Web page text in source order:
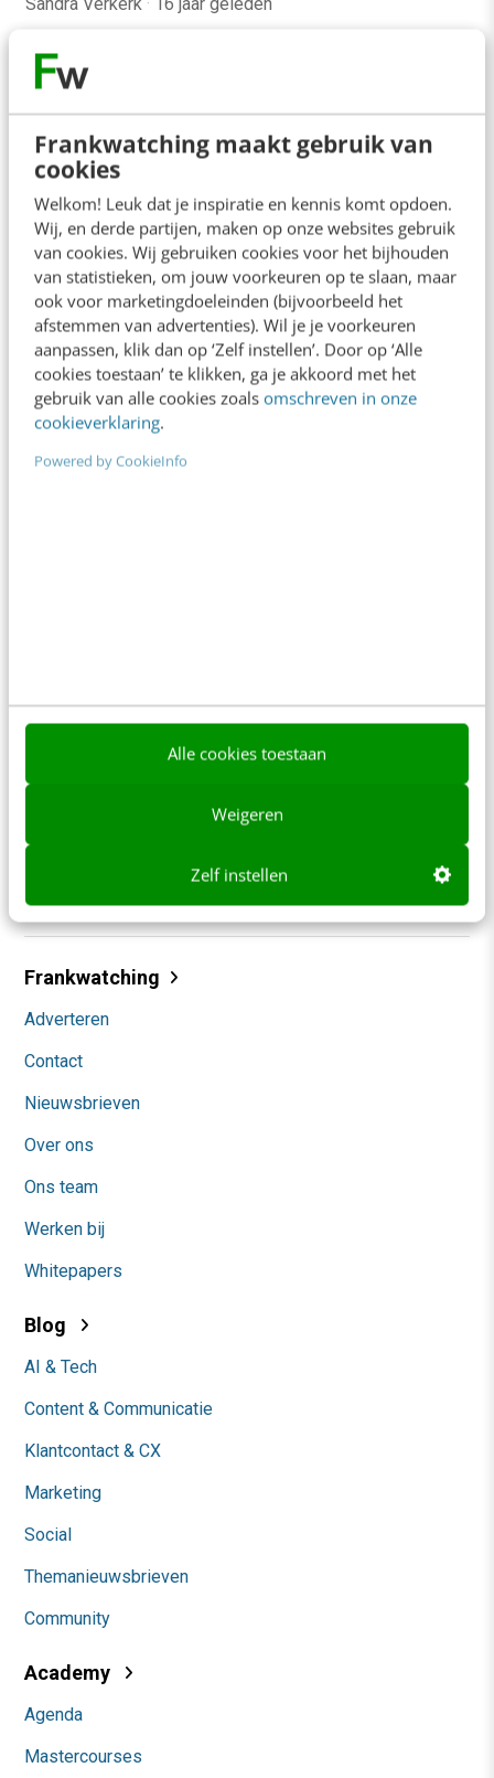
Frankwatching maakt gebruik van
cookies
Welkom! Leuk dat je inspiratie en kennis komt opdoen.
Wij, en derde partijen, maken op onze websites gebruik
van cookies. Wij gebruiken cookies voor het bijhouden
van statistieken, om jouw voorkeuren op te slaan, maar
ook voor marketingdoeleinden (bijvoorbeeld het
afstemmen van advertenties). Wil je je voorkeuren
aanpassen, klik dan op ‘Zelf instellen’. Door op ‘Alle
cookies toestaan’ te klikken, ga je akkoord met het
gebruik van alle cookies zoals omschreven in onze
cookieverklaring.
Powered by CookieInfo
Alle cookies toestaan
Weigeren
Zelf instellen
ONLINE MASTERCLASS
De nieuwe SEO- & GEO-
spelregels
Redactie
Frankwatching
Adverteren
Contact
Nieuwsbrieven
Over ons
Ons team
Werken bij
Whitepapers
Blog
AI & Tech
Content & Communicatie
Klantcontact & CX
Marketing
Social
Themanieuwsbrieven
Community
Academy
Agenda
Mastercourses